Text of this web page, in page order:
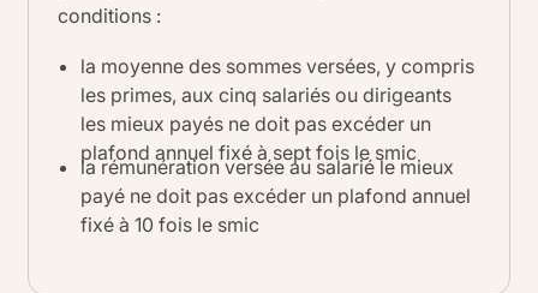
conditions :
la moyenne des sommes versées, y compris
les primes, aux cinq salariés ou dirigeants
les mieux payés ne doit pas excéder un
plafond annuel fixé à sept fois le smic
la rémunération versée au salarié le mieux
payé ne doit pas excéder un plafond annuel
fixé à 10 fois le smic